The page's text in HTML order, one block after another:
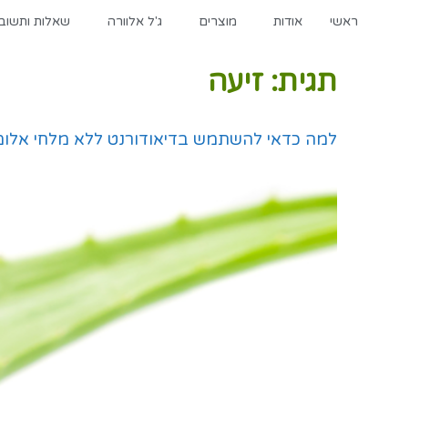
ראשי אודות מוצרים ג'ל אלוורה שאלות
תגית:זיעה
למה כדאי להשתמש בדיאודורנט ללא מלחי